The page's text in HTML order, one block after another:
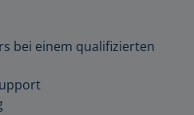
bei einem qualifizierten